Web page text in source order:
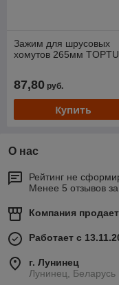
Зажим для шрусовых
хомутов 265мм
87,80 руб.
Купить
О нас
Рейтинг не
Менее 5 отзывов
Компания
Работает с
г. Лунинец
Лунинец, Беларусь